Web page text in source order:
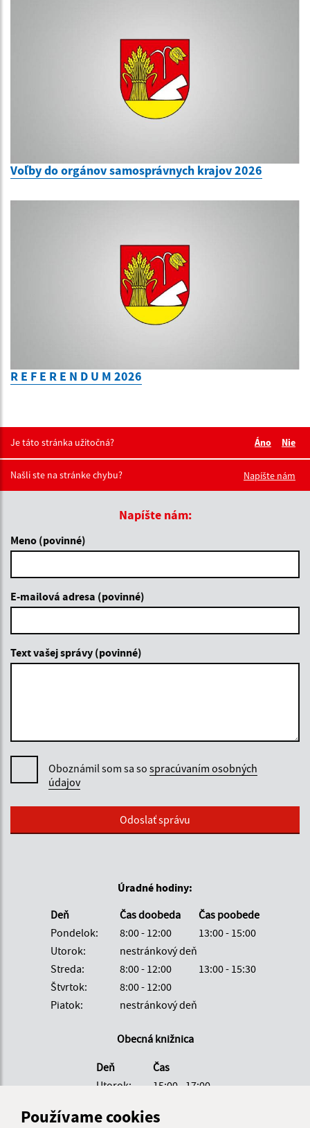
Používame cookies
Voľby do orgánov samosprávnych krajov 2026
R E F E R E N D U M 2026
Je táto stránka užitočná?
Áno
Nie
Našli ste na stránke chybu?
Napíšte nám
Napíšte nám:
Meno (povinné)
E-mailová adresa (povinné)
Text vašej správy (povinné)
Oboznámil som sa so spracúvaním osobných
údajov
Google reCaptcha ResponseOdoslať správu
Úradné hodiny:
Deň
Čas doobeda
Čas poobede
Pondelok:
8:00 - 12:00
13:00 - 15:00
Utorok:
nestránkový deň
Streda:
8:00 - 12:00
13:00 - 15:30
Štvrtok:
8:00 - 12:00
Piatok:
nestránkový deň
Obecná knižnica
Deň
Čas
Utorok:
15:00 - 17:00